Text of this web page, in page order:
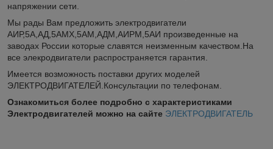
напряжении сети.
Мы рады Вам предложить электродвигатели
АИР,5А,АД,5АМХ,5АМ,АДМ,АИРМ,5АИ произведенные на
заводах России которые славятся неизменным качеством.На
все элекродвигатели распространяется гарантия.
Имеется возможность поставки других моделей
ЭЛЕКТРОДВИГАТЕЛЕЙ.Консультации по телефонам.
Ознакомиться более подробно с характеристиками
Электродвигателей можно на сайте ЭЛЕКТРОДВИГАТЕЛЬ